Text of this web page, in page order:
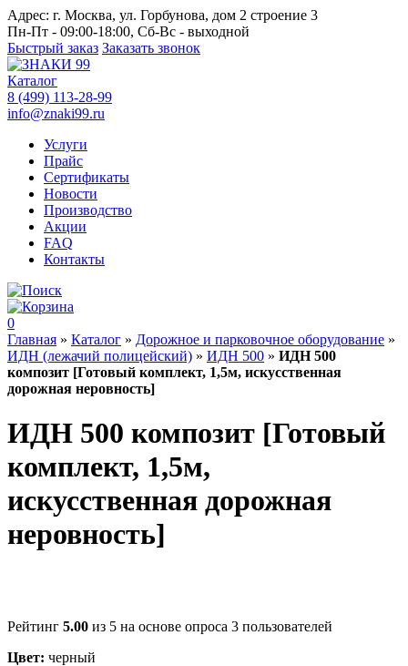
Адрес: г. Москва, ул. Горбунова, дом 2 строение 3
Пн-Пт - 09:00-18:00, Сб-Вс - выходной
Быстрый заказ Заказать звонок
Каталог
8 (499) 113-28-99
info@znaki99.ru
Услуги
Прайс
Сертификаты
Новости
Производство
Акции
FAQ
Контакты
0
Главная » Каталог » Дорожное и парковочное оборудование »
ИДН (лежачий полицейский) » ИДН 500 » ИДН 500
композит [Готовый комплект, 1,5м, искусственная
дорожная неровность]
ИДН 500 композит [Готовый
комплект, 1,5м,
искусственная дорожная
неровность]
Рейтинг 5.00 из 5 на основе опроса 3 пользователей
Цвет: черный